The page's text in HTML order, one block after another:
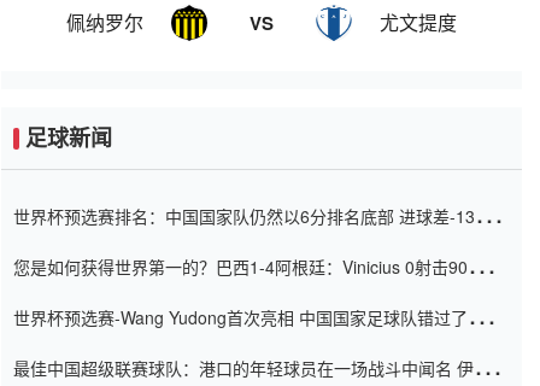
佩纳罗尔 VS 尤文提度
足球新闻
世界杯预选赛排名：中国国家队仍然以6分排名底部 进球差-13令人
您是如何获得世界第一的？巴西1-4阿根廷：Vinicius 0射击90分钟
世界杯预选赛-Wang Yudong首次亮相 中国国家足球队错过了世界
最佳中国超级联赛球队：港口的年轻球员在一场战斗中闻名 伊万放